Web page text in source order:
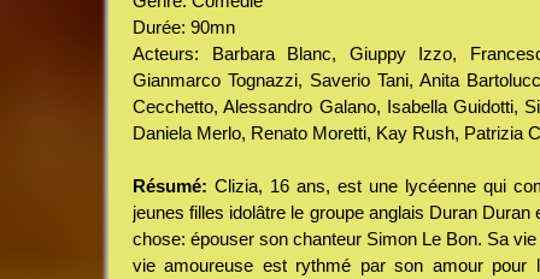
Durée: 90mn
Acteurs: Barbara Blanc, Giuppy Izzo,
Gianmarco Tognazzi, Saverio Tani, Anita
Cecchetto, Alessandro Galano, Isabella Guidotti,
Daniela Merlo, Renato Moretti, Kay Rush, Patrizia
Résumé: Clizia, 16 ans, est une lycéenne qui
jeunes filles idolâtre le groupe anglais Duran Duran
chose: épouser son chanteur Simon Le Bon. Sa
vie amoureuse est rythmé par son amour pour